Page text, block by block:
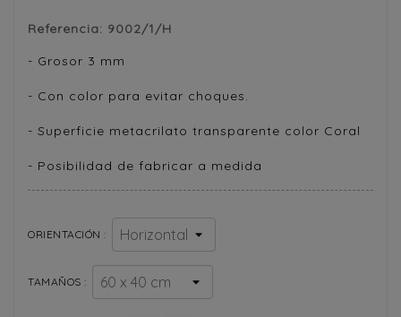
Referencia: 9002/1/H
- Grosor 3 mm
- Con color para evitar choques.
- Superficie metacrilato transparente color Coral
- Posibilidad de fabricar a medida
ORIENTACIÓN :
TAMAÑOS :